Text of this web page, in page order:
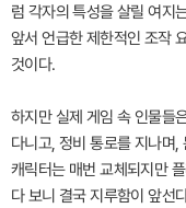
럼 각자의 특성을 살릴 여지
앞서 언급한 제한적인 조작
것이다.
하지만 실제 게임 속 인물들
다니고, 정비 통로를 지나며
캐릭터는 매번 교체되지만
다 보니 결국 지루함이 앞선